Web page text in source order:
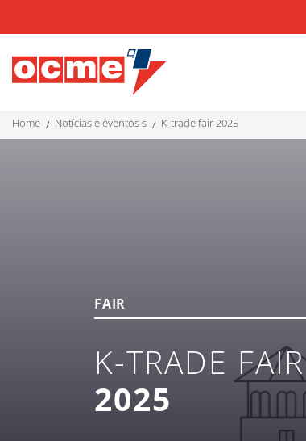
home notícias e eventos s k-trade fair 2025
FAIR
K-TRADE FAIR
2025